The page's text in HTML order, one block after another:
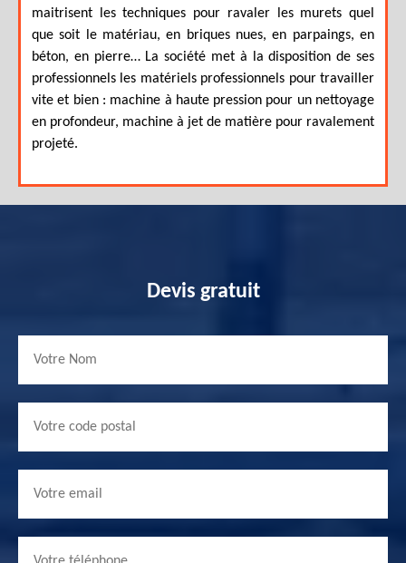
maitrisent les techniques pour ravaler les murets quel
que soit le matériau, en briques nues, en parpaings, en
béton, en pierre… La société met à la disposition de ses
professionnels les matériels professionnels pour travailler
vite et bien : machine à haute pression pour un nettoyage
en profondeur, machine à jet de matière pour ravalement
projeté.
Devis gratuit